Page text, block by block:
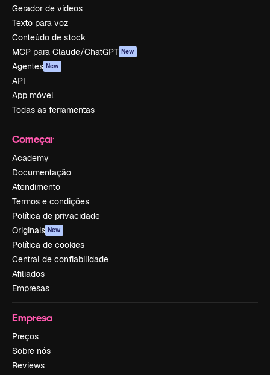
Gerador de vídeos
Texto para voz
Conteúdo de stock
MCP para Claude/ChatGPT New
Agentes New
API
App móvel
Todas as ferramentas
Começar
Academy
Documentação
Atendimento
Termos e condições
Política de privacidade
Originais New
Política de cookies
Central de confiabilidade
Afiliados
Empresas
Empresa
Preços
Sobre nós
Reviews